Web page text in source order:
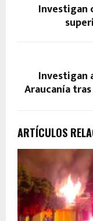
Investigan
Investigan
Araucanía
ARTÍCULOS